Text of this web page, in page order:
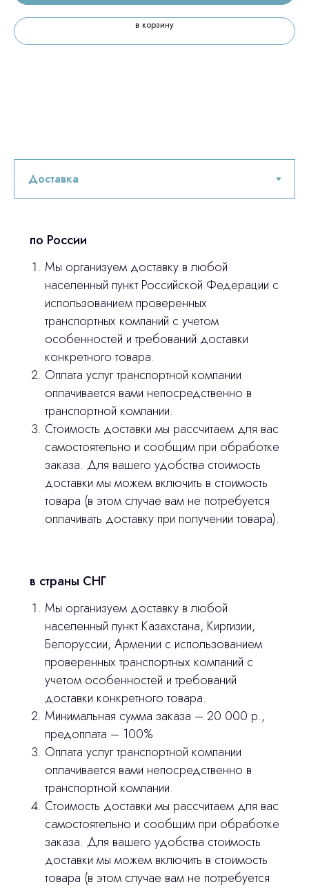
в корзину
по России
Мы организуем доставку в любой
населенный пункт Российской Федерации с
использованием проверенных
транспортных компаний с учетом
особенностей и требований доставки
конкретного товара.
Оплата услуг транспортной компании
оплачивается вами непосредственно в
транспортной компании.
Стоимость доставки мы рассчитаем для вас
самостоятельно и сообщим при обработке
заказа. Для вашего удобства стоимость
доставки мы можем включить в стоимость
товара (в этом случае вам не потребуется
оплачивать доставку при получении товара).
в страны СНГ
Мы организуем доставку в любой
населенный пункт Казахстана, Киргизии,
Белоруссии, Армении с использованием
проверенных транспортных компаний с
учетом особенностей и требований
доставки конкретного товара.
Минимальная сумма заказа – 20 000 р.,
предоплата – 100%
Оплата услуг транспортной компании
оплачивается вами непосредственно в
транспортной компании.
Стоимость доставки мы рассчитаем для вас
самостоятельно и сообщим при обработке
заказа. Для вашего удобства стоимость
доставки мы можем включить в стоимость
товара (в этом случае вам не потребуется
оставьте контакты, мы свяжемся и
ответим на все вопросы
© 2024 ЛС Дентал Групп
сделано
Лицензирование
Изготовление хирургических шаблонов
Политика конфиденциальности
Контакты
stasicus